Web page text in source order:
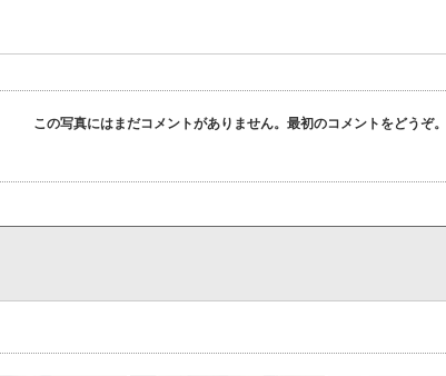
この写真にはまだコメントがありません。最初のコメントをどうぞ。